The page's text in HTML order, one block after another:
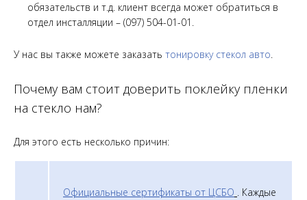
обязательств и т.д. клиент всегда может обратиться в
отдел инсталляции – (097) 504-01-01.
У нас вы также можете заказать тонировку стекол авто.
Почему вам стоит доверить поклейку пленки
на стекло нам?
Для этого есть несколько причин:
Официальные сертификаты от ЦСБО . Каждые